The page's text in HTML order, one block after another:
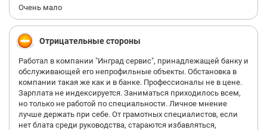
Очень мало
Отрицательные стороны
Работал в компании "Инград сервис", принадлежащей банку и
обслуживающей его непрофильные объекты. Обстановка в
компании такая же как и в банке. Профессионалы не в цене.
Зарплата не индексируется. Заниматься приходилось всем,
но только не работой по специальности. Личное мнение
лучше держать при себе. От грамотных специалистов, если
нет блата среди руководства, стараются избавляться,